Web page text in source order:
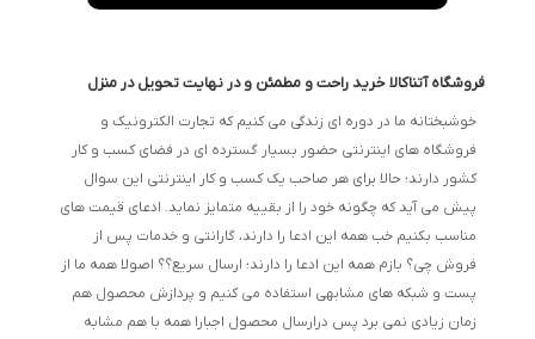
فروشگاه آتناکالا خرید راحت و مطمئن و در نهایت تحویل در منزل
خوشبختانه ما در دوره ای زندگی می کنیم که تجارت الکترونیک و
فروشگاه های اینترنتی حضور بسیار گسترده ای در فضای کسب و کار
کشور دارند؛ حالا برای هر صاحب یک کسب و کار اینترنتی این سوال
پیش می آید که چگونه خود را از بقییه متمایز نماید. ادعای قیمت های
مناسب بکنیم خب همه این ادعا را دارند، گارانتی و خدمات پس از
فروش چی؟ بازم همه این ادعا را دارند؛ ارسال سریع؟؟ اصولا همه ما از
پست و شبکه های مشابهی استفاده می کنیم و پردازش محصول هم
زمان زیادی نمی برد پس درارسال محصول اجبارا همه با هم مشابه